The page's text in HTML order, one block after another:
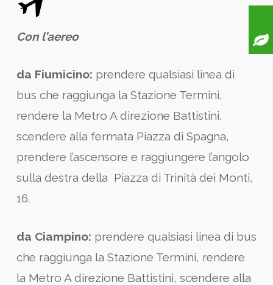
Con l’aereo
da Fiumicino: prendere qualsiasi linea di
bus che raggiunga la Stazione Termini,
rendere la Metro A direzione Battistini,
scendere alla fermata Piazza di Spagna,
prendere l’ascensore e raggiungere l’angolo
sulla destra della Piazza di Trinità dei Monti,
16.
da Ciampino: prendere qualsiasi linea di bus
che raggiunga la Stazione Termini, rendere
la Metro A direzione Battistini, scendere alla